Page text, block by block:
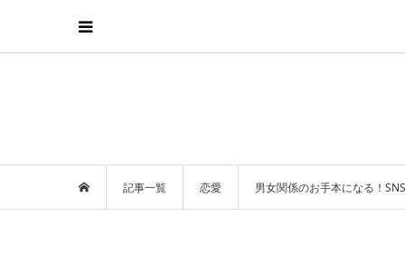
記事一覧 恋愛 男女関係のお手本になる！